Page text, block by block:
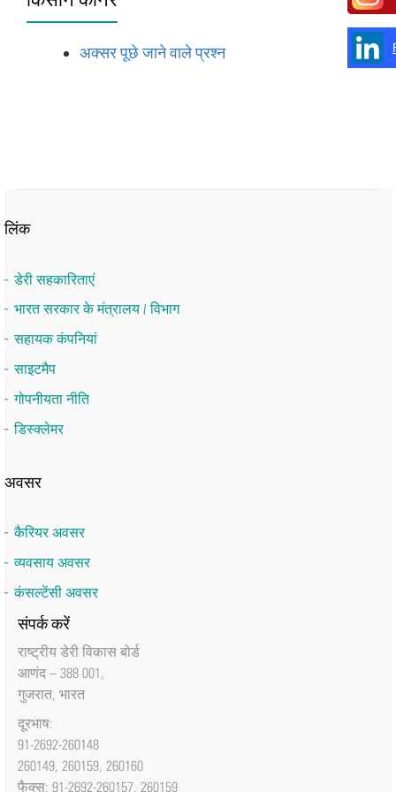
अक्सर पूछे जाने वाले प्रश्न
लिंक
डेरी सहकारिताएं
भारत सरकार के मंत्रालय / विभाग
सहायक कंपनियां
साइटमैप
गोपनीयता नीति
डिस्क्लेमर
अवसर
कैरियर अवसर
व्यवसाय अवसर
कंसल्टेंसी अवसर
संपर्क करें
राष्‍ट्रीय डेरी विकास बोर्ड
आणंद – 388 001,
गुजरात, भारत
दूरभाष:
91-2692-260148
260149, 260159, 260160
फैक्‍स: 91-2692-260157, 260159